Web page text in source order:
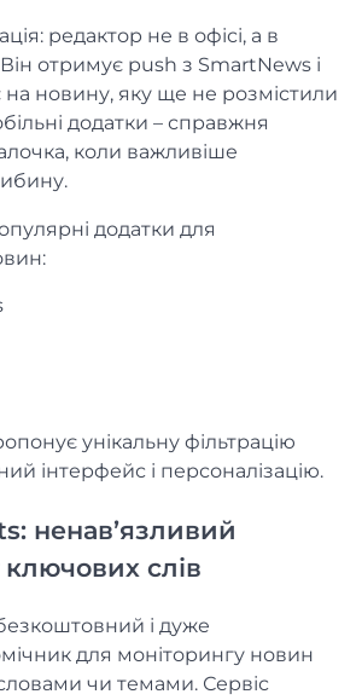
редактор не в офісі, а в
Він отримує push з SmartNews і
на новину, яку ще не розмістили
додатки – справжня
коли важливіше
додатки для
унікальну фільтрацію
інтерфейс і персоналізацію.
ненав’язливий
слів
і дуже
для моніторингу новин
чи темами. Сервіс